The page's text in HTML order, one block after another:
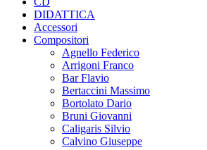
DIDATTICA
Accessori
Compositori
Agnello Federico
Arrigoni Franco
Bar Flavio
Bertaccini Massimo
Bortolato Dario
Bruni Giovanni
Caligaris Silvio
Calvino Giuseppe